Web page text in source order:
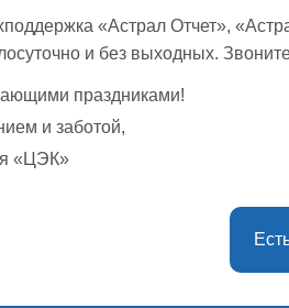
«Астрал Отчет»,
и без выходных.
праздниками!
и заботой,
«ЦЭК»